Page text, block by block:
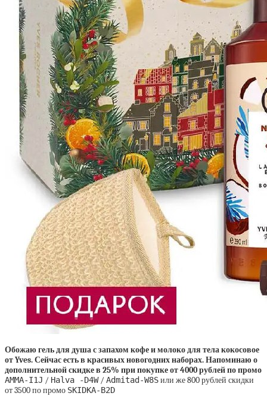
Обожаю гель для душа с запахом кофе и молоко для тела кокосовое
от Yves. Сейчас есть в красивых новогодних наборах. Напоминаю о
дополнительной скидке в 25% при покупке от 4000 рублей по промо
АMMA-I1J / Halva -D4W/ Admitad-W8Sили же 800 рублей скидки
от 3500 по промо SKIDKA-B2D